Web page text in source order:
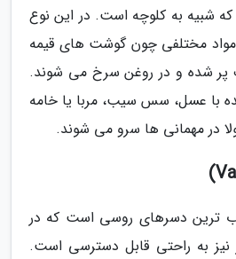
که شبیه به کلوچه است. در این نوع
مواد مختلفی چون گوشت های قیمه
پر شده و در روغن سرخ می شوند.
با عسل، سس سیب، مربا یا خامه
در مهمانی ها سرو می شوند.
ترین دسرهای روسی است که در
نیز به راحتی قابل دسترسی است.